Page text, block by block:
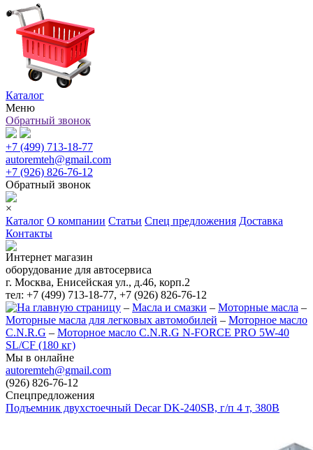
Каталог
Меню
Обратный звонок
+7 (499) 713-18-77
autoremteh@gmail.com
+7 (926) 826-76-12
Обратный звонок
×
Каталог О компании Статьи Спец предложения Доставка
Контакты
Интернет магазин
оборудование для автосервиса
г. Москва, Енисейская ул., д.46, корп.2
тел: +7 (499) 713-18-77, +7 (926) 826-76-12
– Масла и смазки – Моторные масла –
Моторные масла для легковых автомобилей – Моторное масло
C.N.R.G – Моторное масло C.N.R.G N-FORCE PRO 5W-40
SL/CF (180 кг)
Мы в онлайне
autoremteh@gmail.com
(926) 826-76-12
Спецпредложения
Подъемник двухстоечный Decar DK-240SB, г/п 4 т, 380В